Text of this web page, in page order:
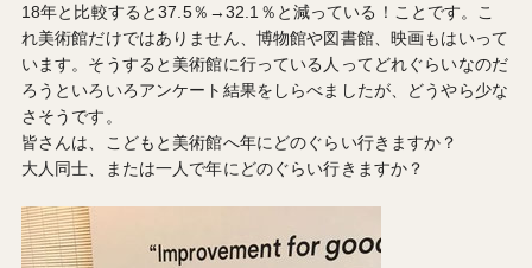
18年と比較すると37.5％→32.1％と減っている！ことです。こ
れ美術館だけではありません、博物館や図書館、映画もはいって
います。そうすると美術館に行っている人ってどれぐらいなのだ
ろうといろいろアンケート結果をしらべましたが、どうやら少な
さそうです。
皆さんは、こどもと美術館へ年にどのぐらい行きますか？
大人同士、または一人で年にどのぐらい行きますか？